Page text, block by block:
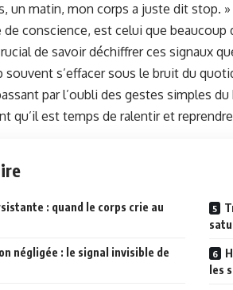
un matin, mon corps a juste dit stop.
conscience, est celui que beaucoup
de savoir déchiffrer ces signaux
souvent s’effacer sous le bruit du
par l’oubli des gestes simples
qu’il est temps de ralentir et
: quand le corps crie au
négligée : le signal invisible de
les